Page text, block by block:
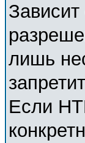
лишь
Если